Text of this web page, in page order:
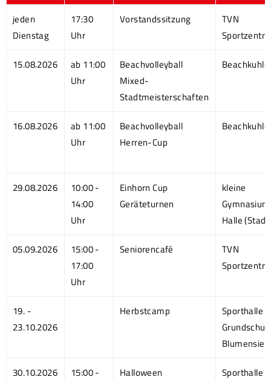
jeden
Dienstag
17:30
Uhr
Vorstandssitzung
TVN
15.08.2026
ab 11:00
Uhr
Beachvolleyball
Mixed-
Stadtmeisterschaften
Beachkuhle
16.08.2026
ab 11:00
Uhr
Beachvolleyball
Herren-Cup
Beachkuhle
29.08.2026
10:00 -
14:00
Uhr
Einhorn Cup
Geräteturnen
kleine
Gymnasium
Halle
05.09.2026
15:00 -
17:00
Uhr
Seniorencafé
TVN
19. -
23.10.2026
Herbstcamp
Sporthalle
30.10.2026
15:00 -
Halloween
Sporthalle